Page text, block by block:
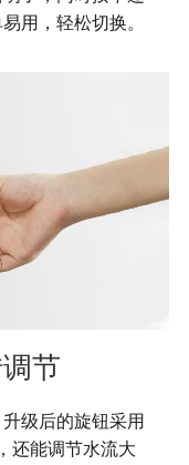
用，轻松切换。
节
级后的旋钮采用
还能调节水流大